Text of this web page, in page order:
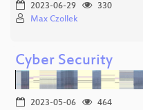
2023-06-29
330
Max Czollek
Cyber Security
2023-05-06
464